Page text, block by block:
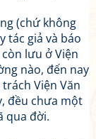
(chứ không
tác giả và báo
lưu ở Viện
nào, đến nay
Viện Văn
đều chưa một
qua đời.